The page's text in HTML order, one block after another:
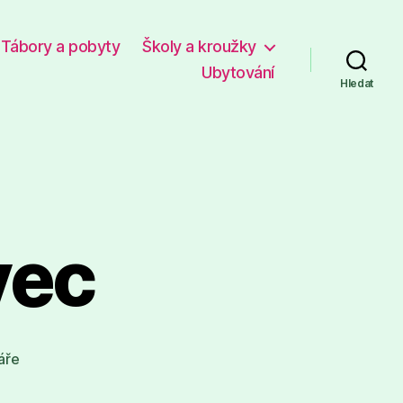
Tábory a pobyty
Školy a kroužky
Ubytování
Hledat
u